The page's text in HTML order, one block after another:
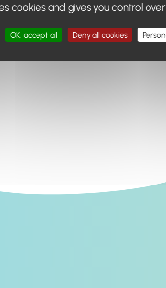
Retour à l'accueil
cookies and gives you control
OK, accept all Deny all cookies